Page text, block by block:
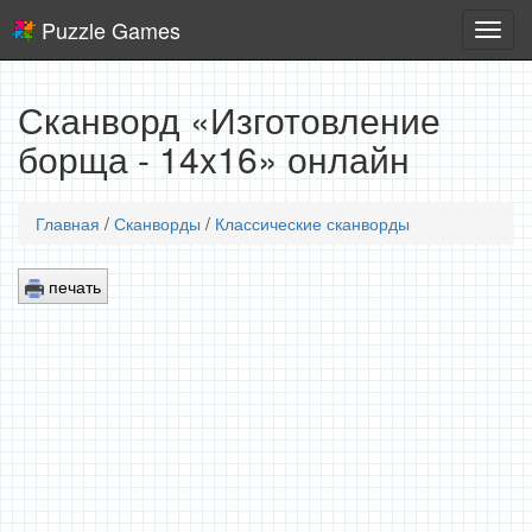
игры
Puzzle Games
Сканворд «Изготовление
борща - 14x16» онлайн
Главная / Сканворды / Классические сканворды
печать